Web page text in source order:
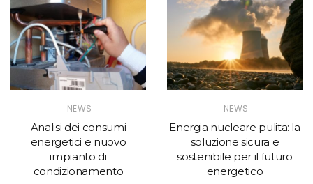
NEWS
Analisi dei consumi
energetici e nuovo
impianto di
condizionamento
NEWS
Energia nucleare pulita: la
soluzione sicura e
sostenibile per il futuro
energetico